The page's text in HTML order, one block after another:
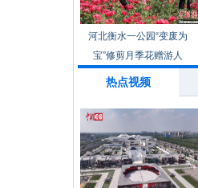
河北衡水一公园“变废为
宝”修剪月季花赠游人
热点视频